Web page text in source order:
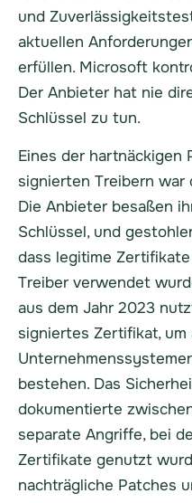
und
aktuellen
erfüllen. Microsoft
Der Anbieter hat nie
Schlüssel zu tun.
Eines der hartnäckigen
signierten Treibern war
Die Anbieter besaßen
Schlüssel, und
dass legitime
Treiber verwendet
aus dem Jahr 2023
signiertes Zertifikat, um
bestehen. Das
dokumentierte
separate Angriffe, bei
Zertifikate genutzt
nachträgliche Patches